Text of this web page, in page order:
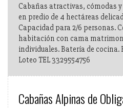
Cabañas atractivas, cómodas
en predio de 4 hectáreas
Capacidad para 2/6 personas.
habitación con cama
individuales. Batería de cocina.
Loteo TEL 3329554756
Cabañas Alpinas de